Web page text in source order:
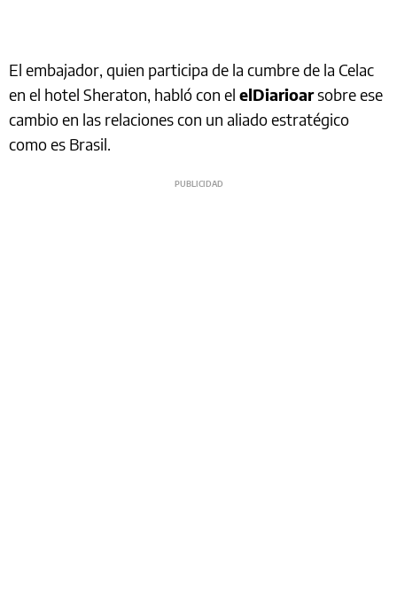
El embajador, quien participa de la cumbre de la Celac
en el hotel Sheraton, habló con el elDiarioarsobre ese
cambio en las relaciones con un aliado estratégico
como es Brasil.